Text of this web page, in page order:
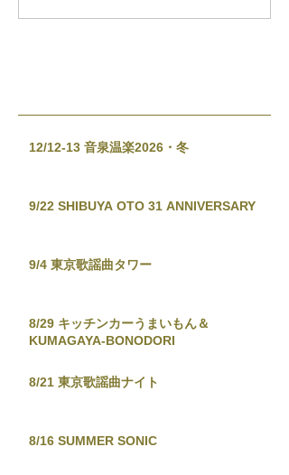
12/12-13 音泉温楽2026・冬
9/22 SHIBUYA OTO 31 ANNIVERSARY
9/4 東京歌謡曲タワー
8/29 キッチンカーうまいもん＆
KUMAGAYA-BONODORI
8/21 東京歌謡曲ナイト
8/16 SUMMER SONIC